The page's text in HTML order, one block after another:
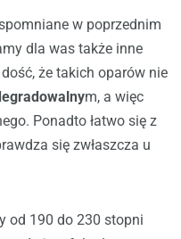
w poprzednim
dla was także inne
że takich oparów nie
m, a więc
Ponadto łatwo się z
się zwłaszcza u
od 190 do 230 stopni